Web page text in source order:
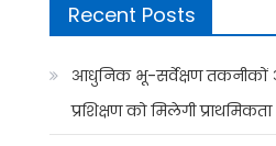
Recent Posts
आधुनिक भू-सर्वेक्षण तकनीकों
प्रशिक्षण को मिलेगी प्राथमिकता